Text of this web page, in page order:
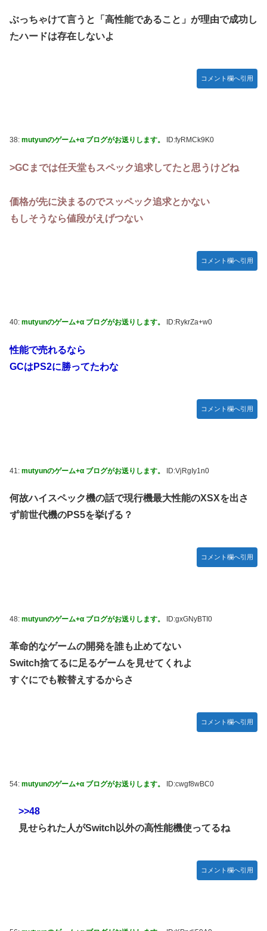
ぶっちゃけて言うと「高性能であること」が理由で成功し
たハードは存在しないよ
コメント欄へ引用
38: mutyunのゲーム+α ブログがお送りします。 ID:fyRMCk9K0
>GCまでは任天堂もスペック追求してたと思うけどね
価格が先に決まるのでスッペック追求とかない
もしそうなら値段がえげつない
コメント欄へ引用
40: mutyunのゲーム+α ブログがお送りします。 ID:RykrZa+w0
性能で売れるなら
GCはPS2に勝ってたわな
コメント欄へ引用
41: mutyunのゲーム+α ブログがお送りします。 ID:VjRgIy1n0
何故ハイスペック機の話で現行機最大性能のXSXを出さ
ず前世代機のPS5を挙げる？
コメント欄へ引用
48: mutyunのゲーム+α ブログがお送りします。 ID:gxGNyBTI0
革命的なゲームの開発を誰も止めてない
Switch捨てるに足るゲームを見せてくれよ
すぐにでも鞍替えするからさ
コメント欄へ引用
54: mutyunのゲーム+α ブログがお送りします。 ID:cwgf8wBC0
>>48
見せられた人がSwitch以外の高性能機使ってるね
コメント欄へ引用